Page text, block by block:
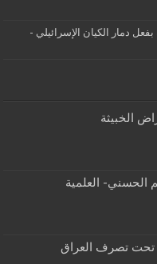
دمار الكيان الإسرائيلي -
الخبيثة
الحسني- العلمية
تحت تصرف العراق